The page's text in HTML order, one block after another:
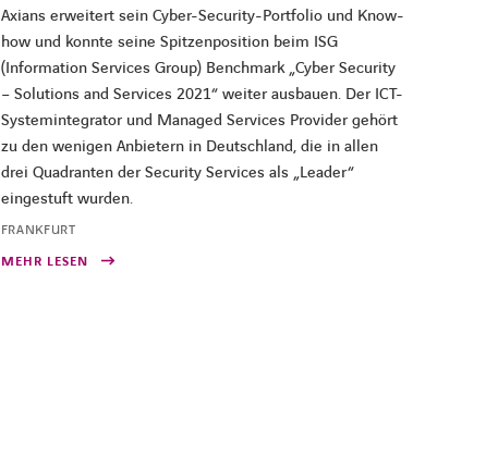
Axians erweitert sein Cyber-Security-Portfolio und Know-
how und konnte seine Spitzenposition beim ISG
(Information Services Group) Benchmark „Cyber Security
– Solutions and Services 2021“ weiter ausbauen. Der ICT-
Systemintegrator und Managed Services Provider gehört
zu den wenigen Anbietern in Deutschland, die in allen
drei Quadranten der Security Services als „Leader“
eingestuft wurden.
FRANKFURT
MEHR LESEN